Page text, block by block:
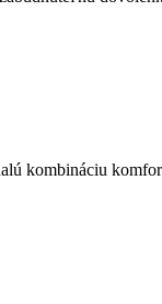
kombináciu